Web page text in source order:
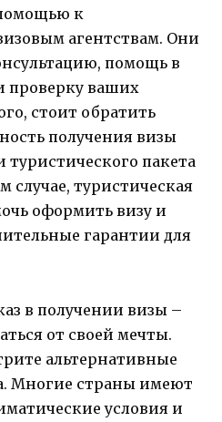
к
агентствам. Они
помощь в
проверку ваших
стоит обратить
получения визы
туристического пакета
случае, туристическая
оформить визу и
гарантии для
в получении визы –
от своей мечты.
альтернативные
Многие страны имеют
условия и